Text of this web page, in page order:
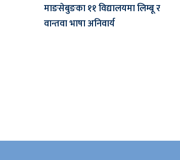
माङसेबुङका ११ विद्यालयमा लिम्बू र
वान्तवा भाषा अनिवार्य